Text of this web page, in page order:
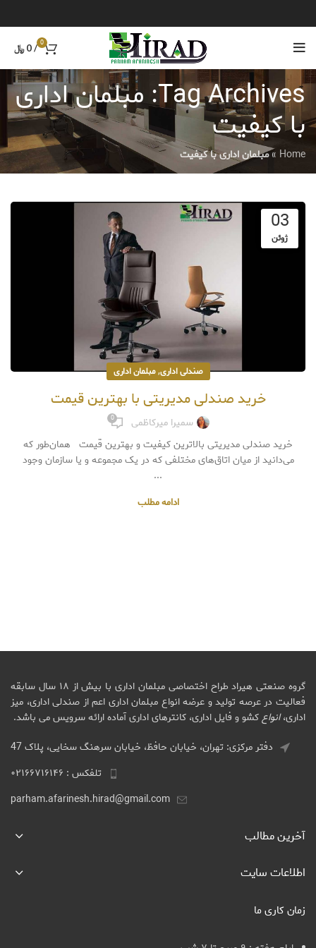
0
/
0 ﷼
Tag Archives: مبلمان اداری
با کیفیت
Home
»مبلمان اداری با کیفیت
03
ژوئن
صندلی اداری,مبلمان اداری
خرید صندلی مدیریتی با بهترین قیمت
سمیرا میرکاظمی 0
خرید صندلی مدیریتی بالاترین کیفیت و بهترین قیمت همان‌طور که
می‌دانید از میان اتاق‌های مختلفی که در یک مجموعه و یا سازمان وجود
...
ادامه مطلب
گروه صنعتی هیراد طراح اختصاصی مبلمان اداری با بیش از ۱۸ سال سابقه
فعالیت در عرصه تولید و عرضه انواع مبلمان اداری اعم از صندلی اداری، میز
اداری،انواعکشو و فایل اداری، کانترهای اداری آماده ارائه سرویس می باشد.
دفتر مرکزی: تهران، خیابان حافظ، خیابان سرهنگ سخایی، پلاک 47
تلفکس : ۰۲۱۶۶۷۱۶۱۴۶
parham.afarinesh.hirad@gmail.com
آخرین مطالب
اطلاعات سایت
زمان کاری ما